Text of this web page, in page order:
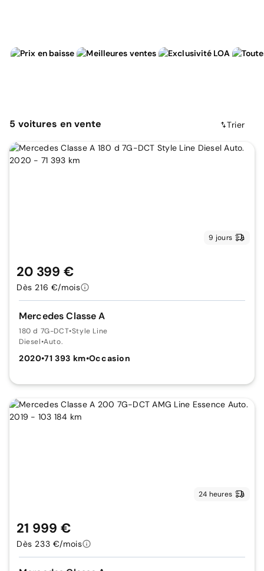
5 voitures en vente Trier
9 jours
Mercedes Classe A
180 d 7G-DCT•Style Line
Diesel•Auto.
2020•71 393 km•Occasion
20 399 €
Dès 216 €/mois
24 heures
21 999 €
Dès 233 €/mois